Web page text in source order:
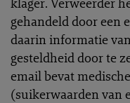
gehandeld door een
daarin informatie
gesteldheid door te
email bevat
(suikerwaarden van